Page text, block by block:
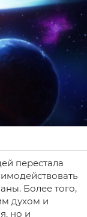
перестала
Более того,
духом и
но и